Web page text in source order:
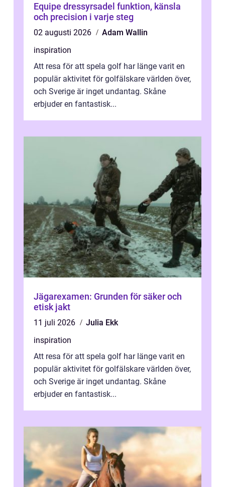
Equipe dressyrsadel funktion, känsla
och precision i varje steg
02 augusti 2026
Adam Wallin
inspiration
Att resa för att spela golf har länge varit en
populär aktivitet för golfälskare världen över,
och Sverige är inget undantag. Skåne
erbjuder en fantastisk...
Jägarexamen: Grunden för säker och
etisk jakt
11 juli 2026
Julia Ekk
inspiration
Att resa för att spela golf har länge varit en
populär aktivitet för golfälskare världen över,
och Sverige är inget undantag. Skåne
erbjuder en fantastisk...